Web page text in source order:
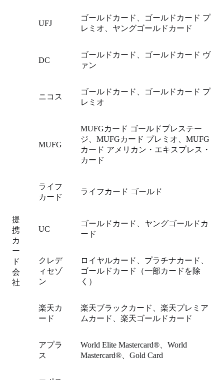
提
携
カ
ー
ド
会
社
UFJ
ゴールドカード、ゴールドカード プ
レミオ、ヤングゴールドカード
DC
ゴールドカード、ゴールドカード ヴ
ァン
ニコス
ゴールドカード、ゴールドカード プ
レミオ
MUFG
MUFGカード ゴールドプレステー
ジ、MUFGカード プレミオ、MUFG
カード アメリカン・エキスプレス・
カード
ライフ
カード
ライフカード ゴールド
UC
ゴールドカード、ヤングゴールドカ
ード
クレデ
ィセゾ
ン
ロイヤルカード、プラチナカード、
ゴールドカード（一部カードを除
く）
楽天カ
ード
楽天ブラックカード、楽天プレミア
ムカード、楽天ゴールドカード
アプラ
ス
World Elite Mastercard®、World
Mastercard®、Gold Card